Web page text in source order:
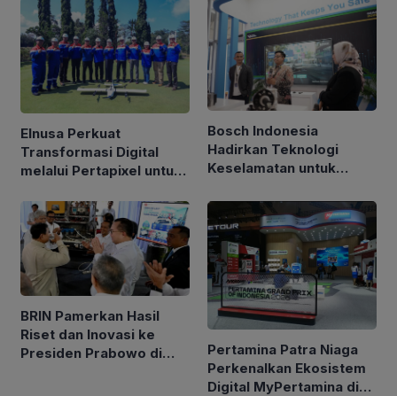
Elnusa Perkuat
Transformasi Digital
melalui Pertapixel untuk
Aset Berbasis Data
Bosch Indonesia
Hadirkan Teknologi
Keselamatan untuk
BRIN Pamerkan Hasil
Riset dan Inovasi ke
Presiden Prabowo di
Pertamina Patra Niaga
Perkenalkan Ekosistem
Digital MyPertamina di